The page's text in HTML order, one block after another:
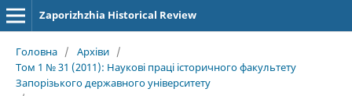
Zaporizhzhia Historical Review
Головна / Архіви /
Том 1 № 31 (2011): Наукові праці історичного факультету
Запорізького державного університету